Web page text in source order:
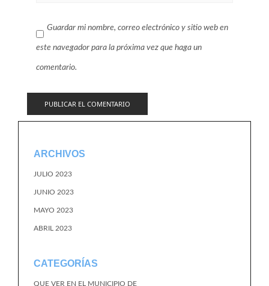
Guardar mi nombre, correo electrónico y sitio web en
este navegador para la próxima vez que haga un
comentario.
ARCHIVOS
JULIO 2023
JUNIO 2023
MAYO 2023
ABRIL 2023
CATEGORÍAS
QUE VER EN EL MUNICIPIO DE